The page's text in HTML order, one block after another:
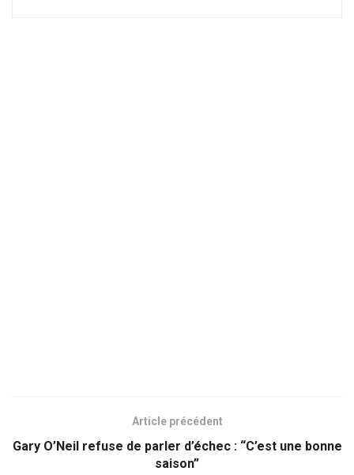
Article précédent
Gary O’Neil refuse de parler d’échec : “C’est une bonne
saison”